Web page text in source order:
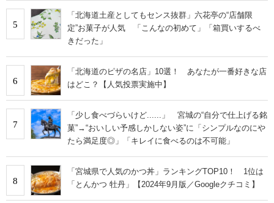
5
「北海道土産としてもセンス抜群」六花亭の“店舗限
定”お菓子が人気 「こんなの初めて」「箱買いするべ
きだった」
6
「北海道のピザの名店」10選！ あなたが一番好きな店
はどこ？【人気投票実施中】
7
「少し食べづらいけど......」 宮城の“自分で仕上げる銘
菓”→“おいしい予感しかしない姿”に「シンプルなのにや
たら満足度◎」「キレイに食べるのは不可能」
8
「宮城県で人気のかつ丼」ランキングTOP10！ 1位は
「とんかつ 牡丹」【2024年9月版／Googleクチコミ】